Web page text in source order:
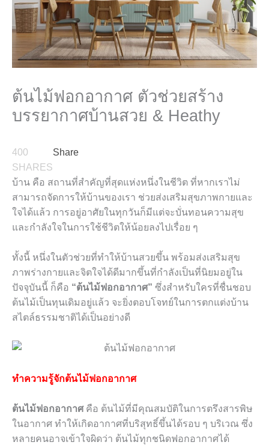
ต้นไม้ฟอกอากาศ ตัวช่วยสร้าง
บรรยากาศบ้านสวย & Heathy
400
SHARES
Share
บ้าน คือ สถานที่สำคัญที่สุดแห่งหนึ่งในชีวิต ที่หากเราไม่
สามารถจัดการให้บ้านของเรา ช่วยส่งเสริมสุขภาพกายและ
ใจได้แล้ว การอยู่อาศัยในทุกวันก็มีแต่จะบั่นทอนความสุข
และกำลังใจในการใช้ชีวิตให้น้อยลงไปเรื่อย ๆ
ทั้งนี้ หนึ่งในตัวช่วยที่ทำให้บ้านสวยขึ้น พร้อมส่งเสริมสุข
ภาพร่างกายและจิตใจได้ดีมากขึ้นที่กำลังเป็นที่นิยมอยู่ใน
ปัจจุบันนี้ ก็คือ “ต้นไม้ฟอกอากาศ” ซึ่งสำหรับใครที่ชื่นชอบ
ต้นไม้เป็นทุนเดิมอยู่แล้ว จะยิ่งตอบโจทย์ในการตกแต่งบ้าน
สไตล์ธรรมชาติได้เป็นอย่างดี
ทำความรู้จักต้นไม้ฟอกอากาศ
ต้นไม้ฟอกอากาศคือ ต้นไม้ที่มีคุณสมบัติในการตรึงสารพิษ
ในอากาศ ทำให้เกิดอากาศที่บริสุทธิ์ขึ้นได้รอบ ๆ บริเวณ ซึ่ง
หลายคนอาจเข้าใจผิดว่า ต้นไม้ทุกชนิดฟอกอากาศได้